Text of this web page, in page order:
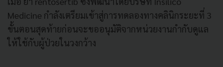
Medicine กำลังเตรียมเข้าสู่การทดลองทางคลินิกระยะที่ 3
ขั้นตอนสุดท้ายก่อนจะขออนุมัติจากหน่วยงานกำกับดูแล
ให้ใช้กับผู้ป่วยในวงกว้าง